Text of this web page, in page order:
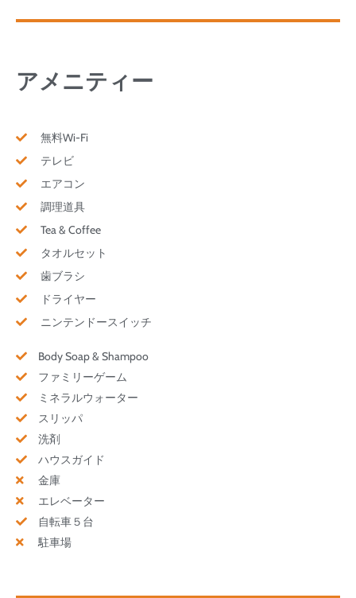
アメニティー
無料Wi-Fi
テレビ
エアコン
調理道具
Tea & Coffee
タオルセット
歯ブラシ
ドライヤー
ニンテンドースイッチ
Body Soap & Shampoo
ファミリーゲーム
ミネラルウォーター
スリッパ
洗剤
ハウスガイド
金庫
エレベーター
自転車５台
駐車場